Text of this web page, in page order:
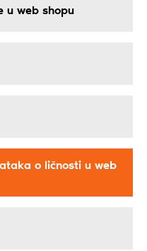
u web shopu
o ličnosti u web